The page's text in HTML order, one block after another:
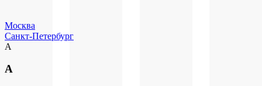
Москва
Санкт-Петербург
А
А